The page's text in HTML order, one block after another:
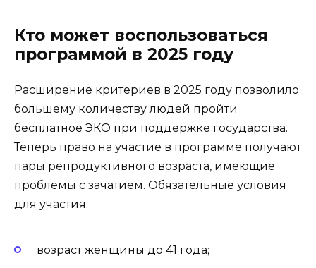
Кто может воспользоваться
программой в 2025 году
Расширение критериев в 2025 году позволило
большему количеству людей пройти
бесплатное ЭКО при поддержке государства.
Теперь право на участие в программе получают
пары репродуктивного возраста, имеющие
проблемы с зачатием. Обязательные условия
для участия:
возраст женщины до 41 года;